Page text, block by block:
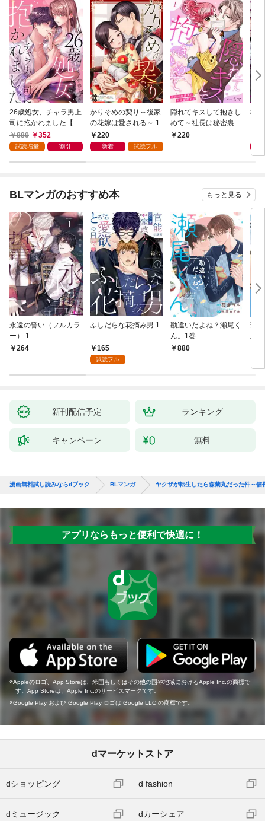
26歳処女、チャラ男上
司に抱かれました【電
子単行本版おまけ付
き】 1
880 352
試読増量 割引
かりそめの契り～後家
の花嫁は愛される～ 1
220
新着 試読フル
隠れてキスして抱きし
めて～社長は秘密裏に
私を溺愛する～ 1
220
極
付
BLマンガのおすすめ本 もっと見る
永遠の誓い（フルカラ
ー） 1
264
ふしだらな花摘み男 1
165
試読フル
勘違いだよね？瀬尾く
ん。1巻
880
薄
新刊配信予定 ランキング
キャンペーン 無料
漫画無料試し読みならdブック BLマンガ ヤクザが転生したら森蘭丸だった件～
アプリならもっと便利で快適に！
Appleのロゴ、App Storeは、米国もしくはその他の国や地域におけるApple Inc.の商標で
す。App Storeは、Apple Inc.のサービスマークです。
Google Play および Google Play ロゴは Google LLC の商標です。
dマーケットストア
dショッピング d fashion
dミュージック dカーシェア